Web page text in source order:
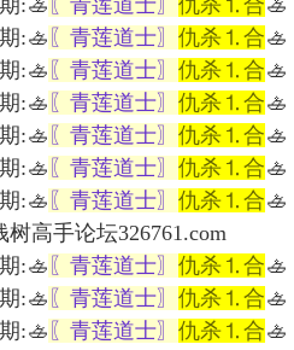
:🚣 〖青莲道士〗 仇杀⒈合🚣
:🚣 〖青莲道士〗 仇杀⒈合🚣
:🚣 〖青莲道士〗 仇杀⒈合🚣
:🚣 〖青莲道士〗 仇杀⒈合🚣
:🚣 〖青莲道士〗 仇杀⒈合🚣
:🚣 〖青莲道士〗 仇杀⒈合🚣
:🚣 〖青莲道士〗 仇杀⒈合🚣
树高手论坛326761.com
:🚣 〖青莲道士〗 仇杀⒈合🚣
:🚣 〖青莲道士〗 仇杀⒈合🚣
:🚣 〖青莲道士〗 仇杀⒈合🚣